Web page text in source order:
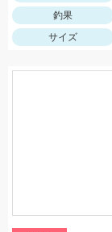
釣果
サイズ